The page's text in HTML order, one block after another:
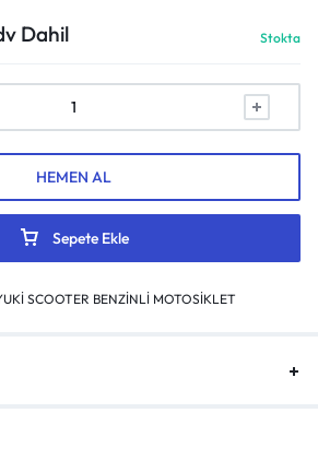
Dahil Stokta
Sepete Ekle
HEMEN AL
SCOOTER BENZİNLİ MOTOSİKLET